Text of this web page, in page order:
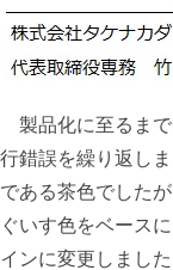
製品化に至るまで
行錯誤を繰り返し
である茶色でした
ぐいす色をベース
インに変更しまし